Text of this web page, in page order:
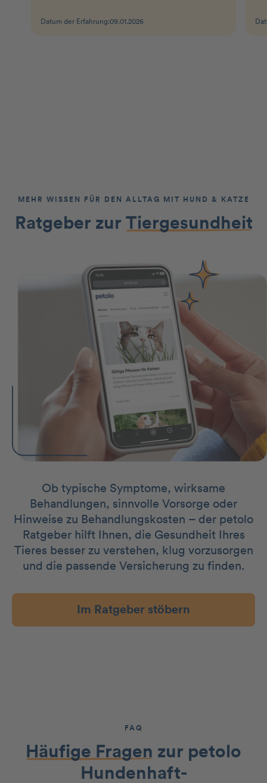
Datum der Erfahrung:09.01.2026
MEHR WISSEN FÜR DEN ALLTAG MIT HUND & KATZE
Ratgeber zur Tiergesundheit
Ob typische Symptome, wirksame
Behandlungen, sinnvolle Vorsorge oder
Hinweise zu Behandlungskosten – der petolo
Ratgeber hilft Ihnen, die Gesundheit Ihres
Tieres besser zu verstehen, klug vorzusorgen
und die passende Versicherung zu finden.
Im Ratgeber stöbern
FAQ
Häufige Fragen zur petolo
Hundenhaft­